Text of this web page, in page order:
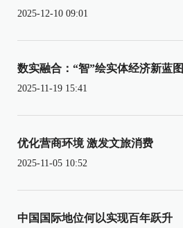
2025-12-10 09:01
数实融合：“智”绘实体经济新蓝图
2025-11-19 15:41
优化营商环境 激发文旅消费
2025-11-05 10:52
中国国际地位何以实现百年跃升